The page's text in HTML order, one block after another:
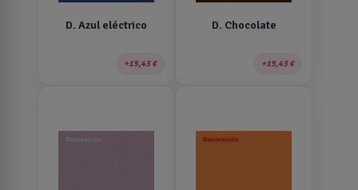
D. Azul eléctrico
15,43 €
D. Chocolate
15,43 €